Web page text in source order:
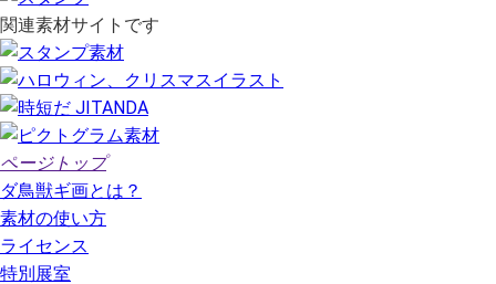
関連素材サイトです
ページトップ
ダ鳥獣ギ画とは？
素材の使い方
ライセンス
特別展室